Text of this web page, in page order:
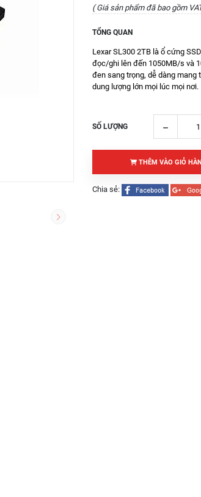
( Giá sản phẩm đã bao gồm
TỔNG QUAN
Lexar SL300 2TB là ổ cứng
đọc/ghi lên đến 1050MB/s và
đen sang trọng, dễ dàng
dung lượng lớn mọi lúc mọi nơi.
SỐ LƯỢNG
THÊM VÀO GIỎ
Chia sẻ: